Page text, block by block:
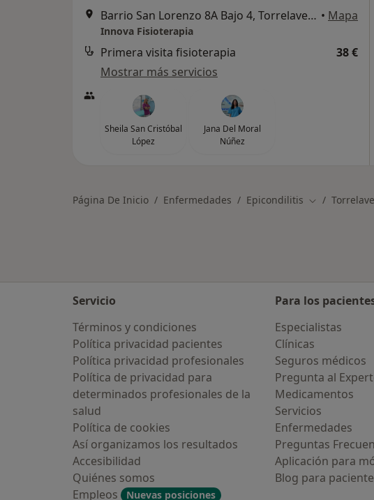
Barrio San Lorenzo 8A Bajo 4, Torrelavega • Mapa
Innova Fisioterapia
Primera visita fisioterapia
38 €
Mostrar más servicios
Sheila San Cristóbal
López
Jana Del Moral
Núñez
Página De Inicio Enfermedades Epicondilitis Cambiar de
Servicio
Términos y condiciones
Política privacidad pacientes
Política privacidad profesionales
Política de privacidad para
determinados profesionales de la
salud
Política de cookies
Así organizamos los resultados
Accesibilidad
Quiénes somos
Empleos
Nuevas posiciones
Para los
Especialistas
Clínicas
Seguros médicos
Pregunta al
Medicamentos
Servicios
Enfermedades
Preguntas
Aplicación para
Blog para